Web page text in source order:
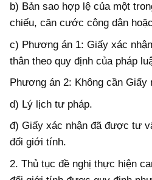
b) Bản sao hợp lệ của một
chiếu, căn cước công dân
c) Phương án 1: Giấy xác
thân theo quy định của pháp
Phương án 2: Không cần Giấy
d) Lý lịch tư pháp.
đ) Giấy xác nhận đã được tư
đổi giới tính.
2. Thủ tục đề nghị thực hiện